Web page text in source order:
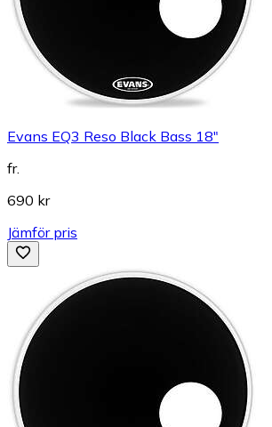
Evans EQ3 Reso Black Bass 18"
fr.
690 kr
Jämför pris